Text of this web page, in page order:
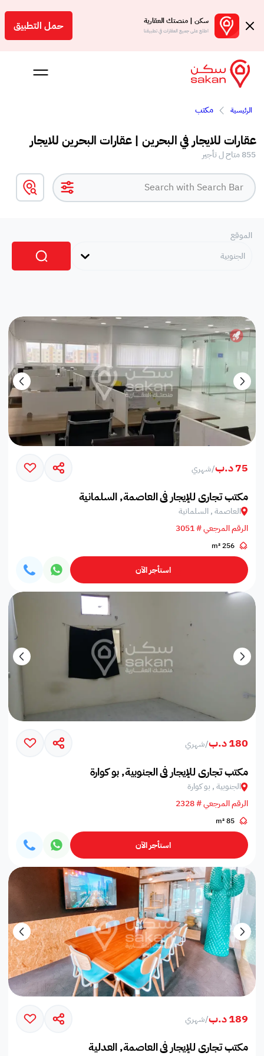
سكن | منصتك العقارية
اطلع على جميع العقارات في تطبيقنا حمل التطبيق
بالعمولة
الرئيسية مكتب
عقارات للايجار في البحرين | عقارات البحرين للايجار
855 متاح ل تأجير
الموقع
الجنوبية
75 د.ب /شهري
مكتب تجاري للإيجار في العاصمة, السلمانية
العاصمة , السلمانية
الرقم المرجعي # 3051
256 m²
استأجر الآن
180 د.ب /شهري
مكتب تجاري للإيجار في الجنوبية, بو كوارة
الجنوبية , بو كوارة
الرقم المرجعي # 2328
85 m²
استأجر الآن
189 د.ب /شهري
مكتب تجاري للإيجار في العاصمة, العدلية